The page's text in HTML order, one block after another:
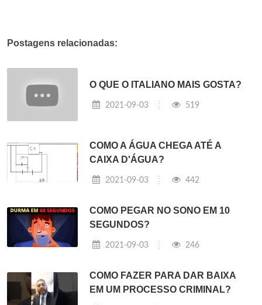
Postagens relacionadas:
O QUE O ITALIANO MAIS GOSTA?
2021-09-03 519
COMO A ÁGUA CHEGA ATÉ A
CAIXA D'ÁGUA?
2021-09-03 442
COMO PEGAR NO SONO EM 10
SEGUNDOS?
2021-09-03 246
COMO FAZER PARA DAR BAIXA
EM UM PROCESSO CRIMINAL?